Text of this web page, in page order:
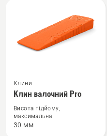
більше
деталей
про
Клин
Клини
Клин валочний Pro
Висота підйому,
максимальна
30 мм